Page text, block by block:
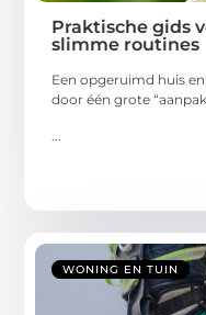
Praktische gids
slimme routines
Een opgeruimd huis
door één grote
WONING EN TUIN